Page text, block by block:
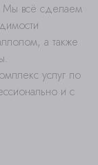
Мы всё сделаем
а также
услуг по
и с